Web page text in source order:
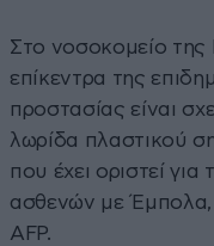
Στο νοσοκομείο
επίκεντρα της
προστασίας είναι
λωρίδα πλαστικού
που έχει οριστεί
ασθενών με
AFP.